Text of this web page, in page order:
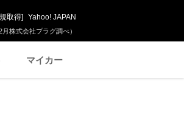
株式会社プラグ調べ）
取得] Yahoo! JAPAN
マイカー